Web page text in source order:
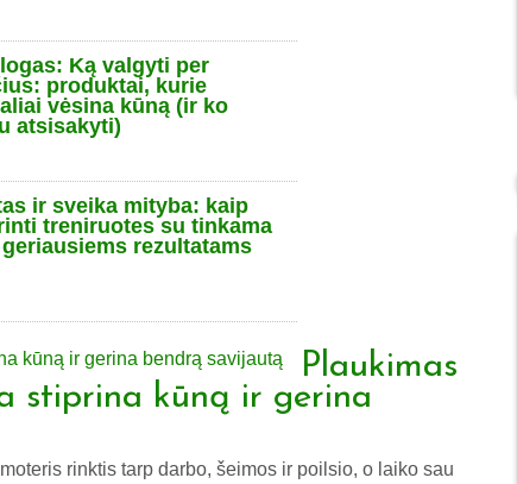
Ką valgyti per
produktai, kurie
vėsina kūną (ir ko
atsisakyti)
ir sveika mityba: kaip
treniruotes su tinkama
rezultatams
Plaukimas
stiprina kūną ir gerina
rinktis tarp darbo, šeimos ir poilsio, o laiko sau